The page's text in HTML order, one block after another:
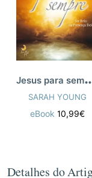
esus
SARAH YOUNG
eBook 10,99€
Detalhes do